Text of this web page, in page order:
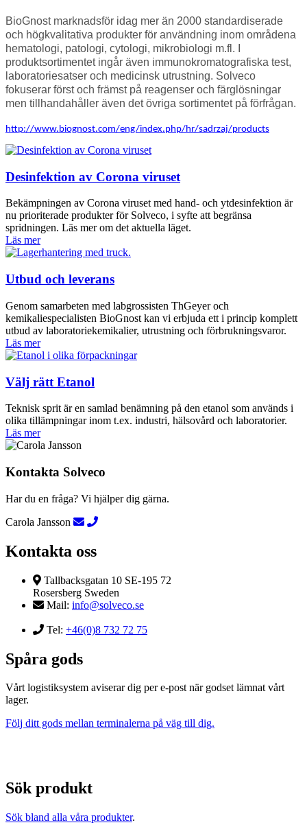
BioGnost marknadsför idag mer än 2000 standardiserade
och högkvalitativa produkter för användning inom områdena
hematologi, patologi, cytologi, mikrobiologi m.fl. I
produktsortimentet ingår även immunokromatografiska test,
laboratoriesatser och medicinsk utrustning. Solveco
fokuserar först och främst på reagenser och färglösningar
men tillhandahåller även det övriga sortimentet på förfrågan.
http://www.biognost.com/eng/index.php/hr/sadrzaj/products
Desinfektion av Corona viruset
Bekämpningen av Corona viruset med hand- och ytdesinfektion är
nu prioriterade produkter för Solveco, i syfte att begränsa
spridningen. Läs mer om det aktuella läget.
Läs mer
Utbud och leverans
Genom samarbeten med labgrossisten ThGeyer och
kemikaliespecialisten BioGnost kan vi erbjuda ett i princip komplett
utbud av laboratoriekemikalier, utrustning och förbrukningsvaror.
Läs mer
Välj rätt Etanol
Teknisk sprit är en samlad benämning på den etanol som används i
olika tillämpningar inom t.ex. industri, hälsovård och laboratorier.
Läs mer
Kontakta Solveco
Har du en fråga? Vi hjälper dig gärna.
Carola Jansson
Kontakta oss
Tallbacksgatan 10 SE-195 72
Rosersberg Sweden
Mail: info@solveco.se
Tel: +46(0)8 732 72 75
Spåra gods
Vårt logistiksystem aviserar dig per e-post när godset lämnat vårt
lager.
Följ ditt gods mellan terminalerna på väg till dig.
Sök produkt
Sök bland alla våra produkter.